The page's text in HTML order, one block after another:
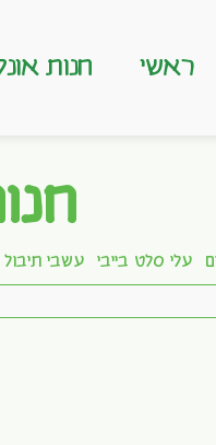
ראשי חנות
עלי סלט בייבי עשבי תיבול